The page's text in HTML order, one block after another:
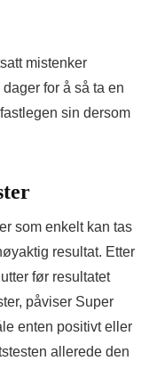
mistenker
for å så ta en
sin dersom
som enkelt kan tas
resultat. Etter
før resultatet
påviser Super
enten positivt eller
allerede den